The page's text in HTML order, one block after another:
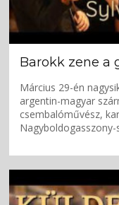
Barokk zene a
Március 29-én
argentin-magyar
csembalóművész,
Nagyboldogasszony-